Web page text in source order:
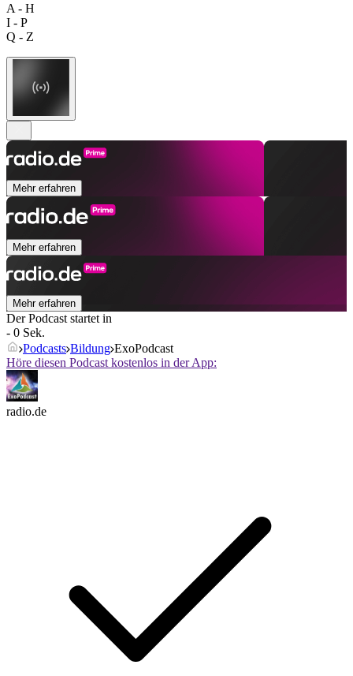
A - H
I - P
Q - Z
Mehr erfahren
Mehr erfahren
Mehr erfahren
Der Podcast startet in
- 0 Sek.
Podcasts Bildung ExoPodcast
Höre diesen Podcast kostenlos in der App:
radio.de